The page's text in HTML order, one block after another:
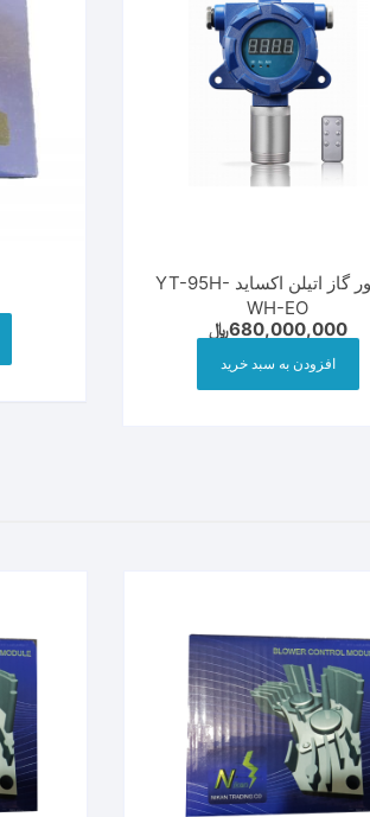
دتکتور گاز اتیلن اکساید YT-95H-
WH-EO
680,000,000﷼
افزودن به سبد خرید